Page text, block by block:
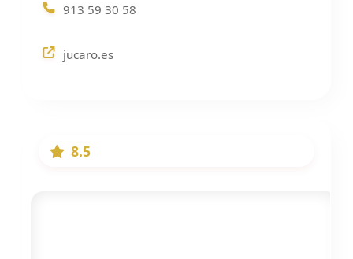
913 59 30 58
jucaro.es
8.5